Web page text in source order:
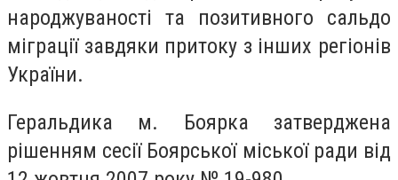
народжуваності та позитивного сальдо
міграції завдяки притоку з інших регіонів
України.
Геральдика м. Боярка затверджена
рішенням сесії Боярської міської ради від